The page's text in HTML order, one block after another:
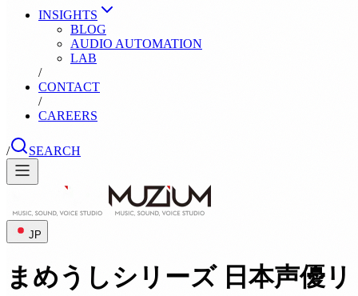
INSIGHTS
BLOG
AUDIO AUTOMATION
LAB
/
CONTACT
/
CAREERS
/ SEARCH
JP
まめうしシリーズ 日本声優リ